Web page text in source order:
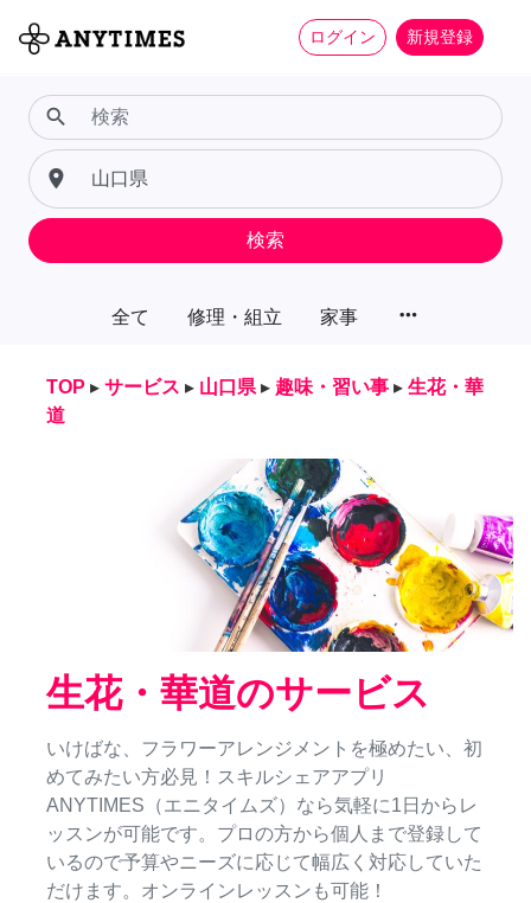
ログイン 新規登録
全て 修理・組立 家事 more_horiz
search
place
検索
TOP ▸ サービス ▸ 山口県 ▸ 趣味・習い事 ▸ 生花・華
道
生花・華道のサービス
いけばな、フラワーアレンジメントを極めたい、初
めてみたい方必見！スキルシェアアプリ
ANYTIMES（エニタイムズ）なら気軽に1日からレ
ッスンが可能です。プロの方から個人まで登録して
いるので予算やニーズに応じて幅広く対応していた
だけます。オンラインレッスンも可能！